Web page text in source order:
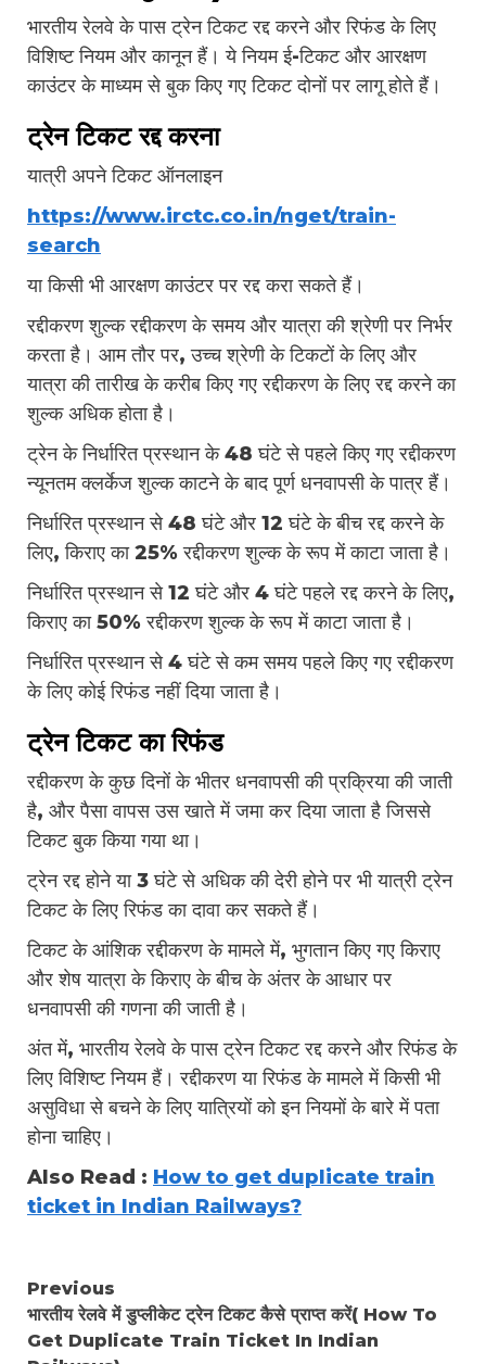
भारतीय रेलवे के पास ट्रेन टिकट रद्द करने और रिफंड के लिए
विशिष्ट नियम और कानून हैं। ये नियम ई-टिकट और आरक्षण
काउंटर के माध्यम से बुक किए गए टिकट दोनों पर लागू होते हैं।
ट्रेन टिकट रद्द करना
यात्री अपने टिकट ऑनलाइन
https://www.irctc.co.in/nget/train-
search
या किसी भी आरक्षण काउंटर पर रद्द करा सकते हैं।
रद्दीकरण शुल्क रद्दीकरण के समय और यात्रा की श्रेणी पर निर्भर
करता है। आम तौर पर, उच्च श्रेणी के टिकटों के लिए और
यात्रा की तारीख के करीब किए गए रद्दीकरण के लिए रद्द करने का
शुल्क अधिक होता है।
ट्रेन के निर्धारित प्रस्थान के 48 घंटे से पहले किए गए रद्दीकरण
न्यूनतम क्लर्केज शुल्क काटने के बाद पूर्ण धनवापसी के पात्र हैं।
निर्धारित प्रस्थान से 48 घंटे और 12 घंटे के बीच रद्द करने के
लिए, किराए का 25% रद्दीकरण शुल्क के रूप में काटा जाता है।
निर्धारित प्रस्थान से 12 घंटे और 4 घंटे पहले रद्द करने के लिए,
किराए का 50% रद्दीकरण शुल्क के रूप में काटा जाता है।
निर्धारित प्रस्थान से 4 घंटे से कम समय पहले किए गए रद्दीकरण
के लिए कोई रिफंड नहीं दिया जाता है।
ट्रेन टिकट का रिफंड
रद्दीकरण के कुछ दिनों के भीतर धनवापसी की प्रक्रिया की जाती
है, और पैसा वापस उस खाते में जमा कर दिया जाता है जिससे
टिकट बुक किया गया था।
ट्रेन रद्द होने या 3 घंटे से अधिक की देरी होने पर भी यात्री ट्रेन
टिकट के लिए रिफंड का दावा कर सकते हैं।
टिकट के आंशिक रद्दीकरण के मामले में, भुगतान किए गए किराए
और शेष यात्रा के किराए के बीच के अंतर के आधार पर
धनवापसी की गणना की जाती है।
अंत में, भारतीय रेलवे के पास ट्रेन टिकट रद्द करने और रिफंड के
लिए विशिष्ट नियम हैं। रद्दीकरण या रिफंड के मामले में किसी भी
असुविधा से बचने के लिए यात्रियों को इन नियमों के बारे में पता
होना चाहिए।
Also Read : How to get duplicate train
ticket in Indian Railways?
Continue
Reading
Previous
भारतीय रेलवे में डुप्लीकेट ट्रेन टिकट कैसे प्राप्त करें( How To
Get Duplicate Train Ticket In Indian